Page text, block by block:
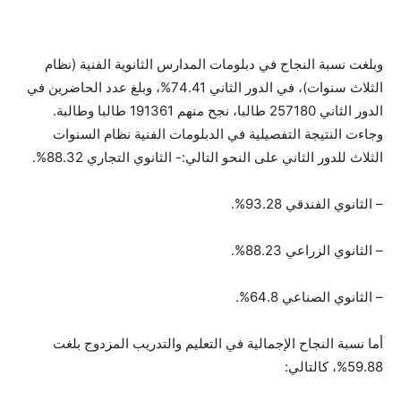
وبلغت نسبة النجاح في دبلومات المدارس الثانوية الفنية (نظام
الثلاث سنوات)، في الدور الثاني 74.41%، وبلغ عدد الحاضرين في
الدور الثاني 257180 طالبا، نجح منهم 191361 طالبا وطالبة.
وجاءت النتيجة التفصيلية في الدبلومات الفنية نظام السنوات
الثلاث للدور الثاني على النحو التالي:- الثانوي التجاري 88.32%.
– الثانوي الفندقي 93.28%.
– الثانوي الزراعي 88.23%.
– الثانوي الصناعي 64.8%.
أما نسبة النجاح الإجمالية في التعليم والتدريب المزدوج بلغت
59.88%، كالتالي: